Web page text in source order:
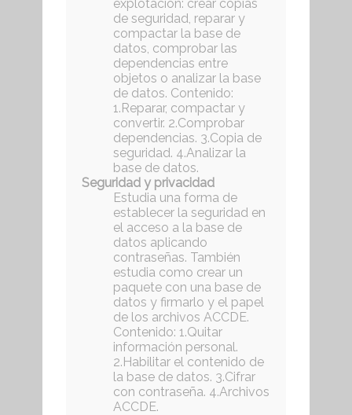
explotación: crear copias
de seguridad, reparar y
compactar la base de
datos, comprobar las
dependencias entre
objetos o analizar la base
de datos. Contenido:
1.Reparar, compactar y
convertir. 2.Comprobar
dependencias. 3.Copia de
seguridad. 4.Analizar la
base de datos.
Seguridad y privacidad
Estudia una forma de
establecer la seguridad en
el acceso a la base de
datos aplicando
contraseñas. También
estudia como crear un
paquete con una base de
datos y firmarlo y el papel
de los archivos ACCDE.
Contenido: 1.Quitar
información personal.
2.Habilitar el contenido de
la base de datos. 3.Cifrar
con contraseña. 4.Archivos
ACCDE.